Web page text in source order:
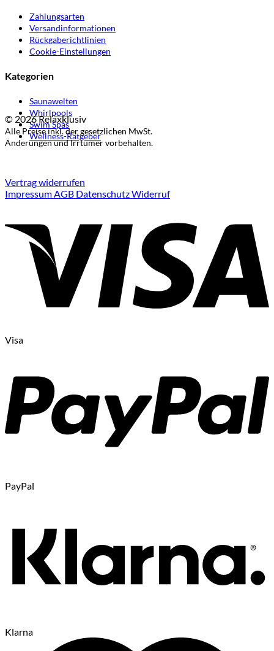
Zahlungsarten
Versandinformationen
Rückgaberichtlinien
Cookie-Einstellungen
Kategorien
Saunawelten
Whirlpools
Swim Spas
Wellness-Ratgeber
© 2026 Relaxklusiv
Alle Preise inkl. der gesetzlichen MwSt.
Änderungen und Irrtümer vorbehalten.
Vertrag widerrufen
Impressum AGB DatenschutzWiderruf
Visa
PayPal
Klarna